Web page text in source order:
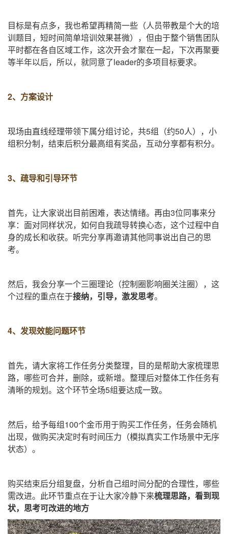
目标是有点多，我也希望再精简一些（人员带教是个大的培
训题目，短时间简单培训效果甚微），但由于整个销售团队
平时都在各自区域工作，这次开会才聚在一起，下次再聚要
等半年以后，所以，就同意了leader的多项目标要求。
2、方案设计
现场由直线经理带领下属分组讨论，共5组（约50人），小
组积分制，结束后积分最高组有奖品，互动分享都有积分。
3、疏导和引导环节
首先，让大家说出目前困难，表达情绪。再由3位同事来分
享：面对同样状况，如何自我疏导转换心态，这个过程中自
身的成长和收获。听完分享再邀请其他同事说出自己的思
考。
然后，我会分享一个三圈理论（控制圈影响圈关注圈），这
个过程的重点在于接纳，引导，激发思考。
4、发现效能问题环节
首先，请大家将工作任务分类整理，目的是帮助大家梳理思
路，哪些可合并，删除，或新增。整理后对整体工作任务有
清晰的规划。这个环节全场5组要达成一致。
然后，给予每组100个金币用于购买工作任务，任务会随机
出现，做购买决定时有时间压力（模拟真实工作场景中无序
状态）。
购买结束后分组复盘，分析自己组时间分配的合理性，哪些
需改进。此环节重点在于让大家冷静下来梳理思路，看到现
状，思考可改进的地方